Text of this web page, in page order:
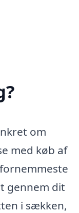
om
med køb af
gennem dit
i sækken,